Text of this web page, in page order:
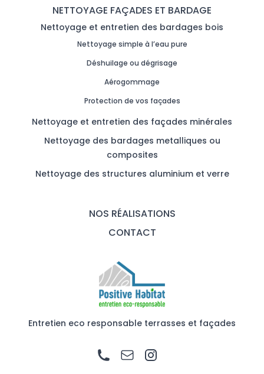
Entretien eco responsable terrasses et façades
NETTOYAGE FAÇADES ET BARDAGE
Nettoyage et entretien des bardages bois
Nettoyage simple à l’eau pure
Déshuilage ou dégrisage
Aérogommage
Protection de vos façades
Nettoyage et entretien des façades minérales
Nettoyage des bardages metalliques ou
composites
Nettoyage des structures aluminium et verre
NOS RÉALISATIONS
CONTACT